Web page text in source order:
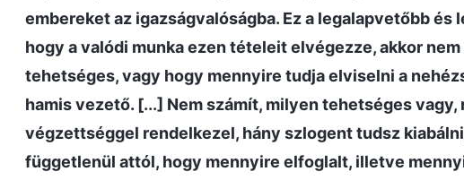
embereket az igazságvalóságba. Ez a legalapvetőbb és
hogy a valódi munka ezen tételeit elvégezze, akkor
tehetséges, vagy hogy mennyire tudja elviselni a
hamis vezető. [...] Nem számít, milyen tehetséges
végzettséggel rendelkezel, hány szlogent tudsz
függetlenül attól, hogy mennyire elfoglalt, illetve